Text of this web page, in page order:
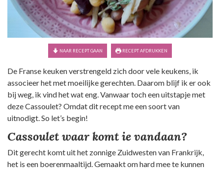
NAAR RECEPT GAAN RECEPT AFDRUKKEN
De Franse keuken verstrengeld zich door vele keukens, ik
associeer het met moeilijke gerechten. Daarom blijf ik er ook
bij weg, ik vind het wat eng. Vanwaar toch een uitstapje met
deze Cassoulet? Omdat dit recept me een soort van
uitnodigt. So let’s begin!
Cassoulet waar komt ie vandaan?
Dit gerecht komt uit het zonnige Zuidwesten van Frankrijk,
het is een boerenmaaltijd. Gemaakt om hard mee te kunnen